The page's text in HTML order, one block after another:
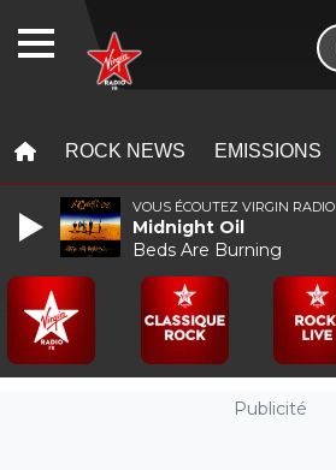
ROCK NEWS EMISSIONS
Publicité
VOUS ÉCOUTEZ VIRGIN RADIO
Midnight Oil
Beds Are Burning
WEBRADIO